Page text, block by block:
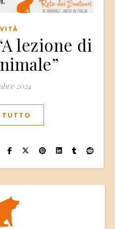
lezione di
2024
TUTTO